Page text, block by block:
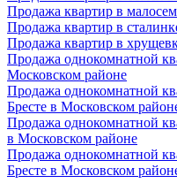
Продажа квартир в
Продажа квартир в
Продажа квартир в
Продажа однокомнатной
Московском районе
Продажа однокомнатной
Бресте в Московском
Продажа однокомнатной
в Московском районе
Продажа однокомнатной
Бресте в Московском